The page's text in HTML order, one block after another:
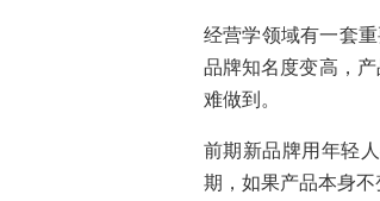
经营学领域有一套
品牌知名度变高，
难做到。
前期新品牌用年轻
期，如果产品本身